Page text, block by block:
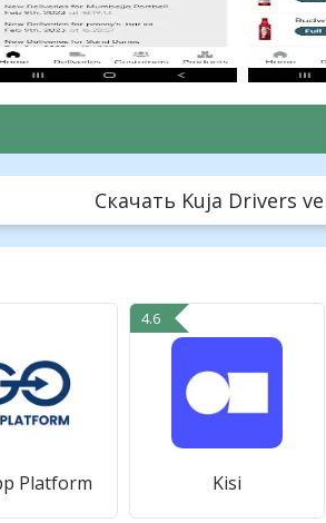
Скачать Kuja Drivers
Platform
4.6
Kisi